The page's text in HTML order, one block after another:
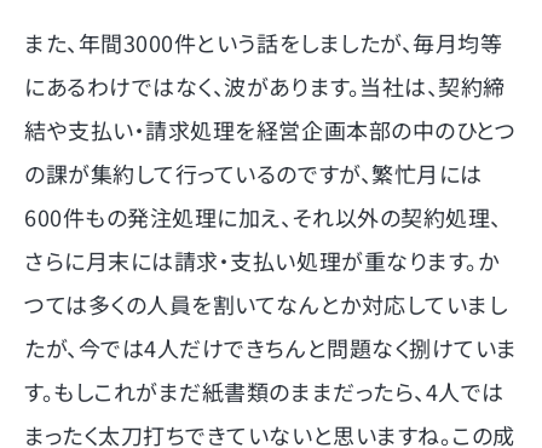
また、年間3000件という話をしましたが、毎月均等
にあるわけではなく、波があります。当社は、契約締
結や支払い・請求処理を経営企画本部の中のひとつ
の課が集約して行っているのですが、繁忙月には
600件もの発注処理に加え、それ以外の契約処理、
さらに月末には請求・支払い処理が重なります。か
つては多くの人員を割いてなんとか対応していまし
たが、今では4人だけできちんと問題なく捌けていま
す。もしこれがまだ紙書類のままだったら、4人では
まったく太刀打ちできていないと思いますね。この成